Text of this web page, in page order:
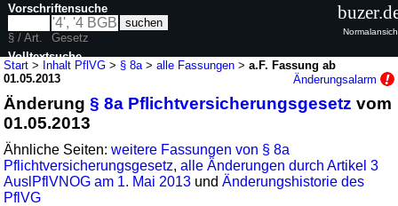
Start > Inhalt PflVG > § 8a >alle Fassungen >a.F. Fassung ab
01.05.2013
Änderungsalarm
Änderung§ 8a Pflichtversicherungsgesetz vom
01.05.2013
Ähnliche Seiten:weitere Fassungen von § 8a
Pflichtversicherungsgesetz,alle Änderungen durch Artikel 3
AuslPflVNOG am 1. Mai 2013 undÄnderungshistorie des
PflVG
Vorschriftensuche
§ / Art.
Gesetz
Volltextsuche